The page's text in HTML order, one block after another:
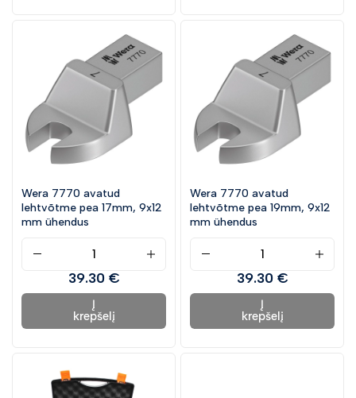
Ypatingi pasiūlymai
Wera 7770 avatud
lehtvõtme pea 17mm, 9x12
mm ühendus
39.30 €
Į
krepšelį
Wera 7770 avatud
lehtvõtme pea 19mm, 9x12
mm ühendus
39.30 €
Į
krepšelį